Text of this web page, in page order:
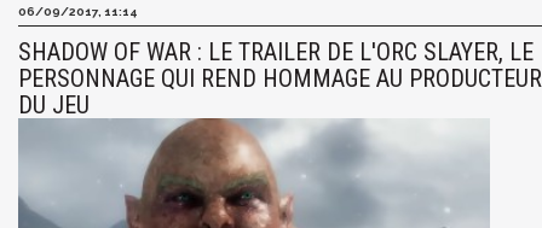
06/09/2017, 11:14
SHADOW OF WAR : LE TRAILER DE L'ORC SLAYER, LE
PERSONNAGE QUI REND HOMMAGE AU PRODUCTEUR
DU JEU